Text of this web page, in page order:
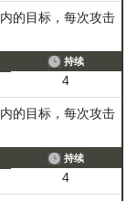
的目标，每次攻击
持续
4
的目标，每次攻击
持续
4